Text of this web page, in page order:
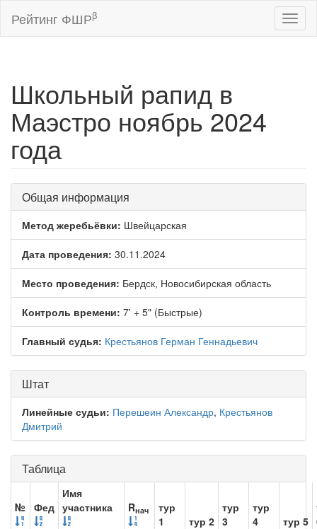
Рейтинг ФШРβ
Школьный рапид в
Маэстро ноябрь 2024
года
Общая информация
Метод жеребьёвки: Швейцарская
Дата проведения: 30.11.2024
Место проведения: Бердск, Новосибирская область
Контроль времени: 7' + 5" (Быстрые)
Главный судья: Крестьянов Герман Геннадьевич
Штат
Линейные судьи: Перешеин Александр, Крестьянов
Дмитрий
Таблица
№ Фед
Имя
участника
Rнач
тур
1
тур 2
тур
3
тур
4
тур 5